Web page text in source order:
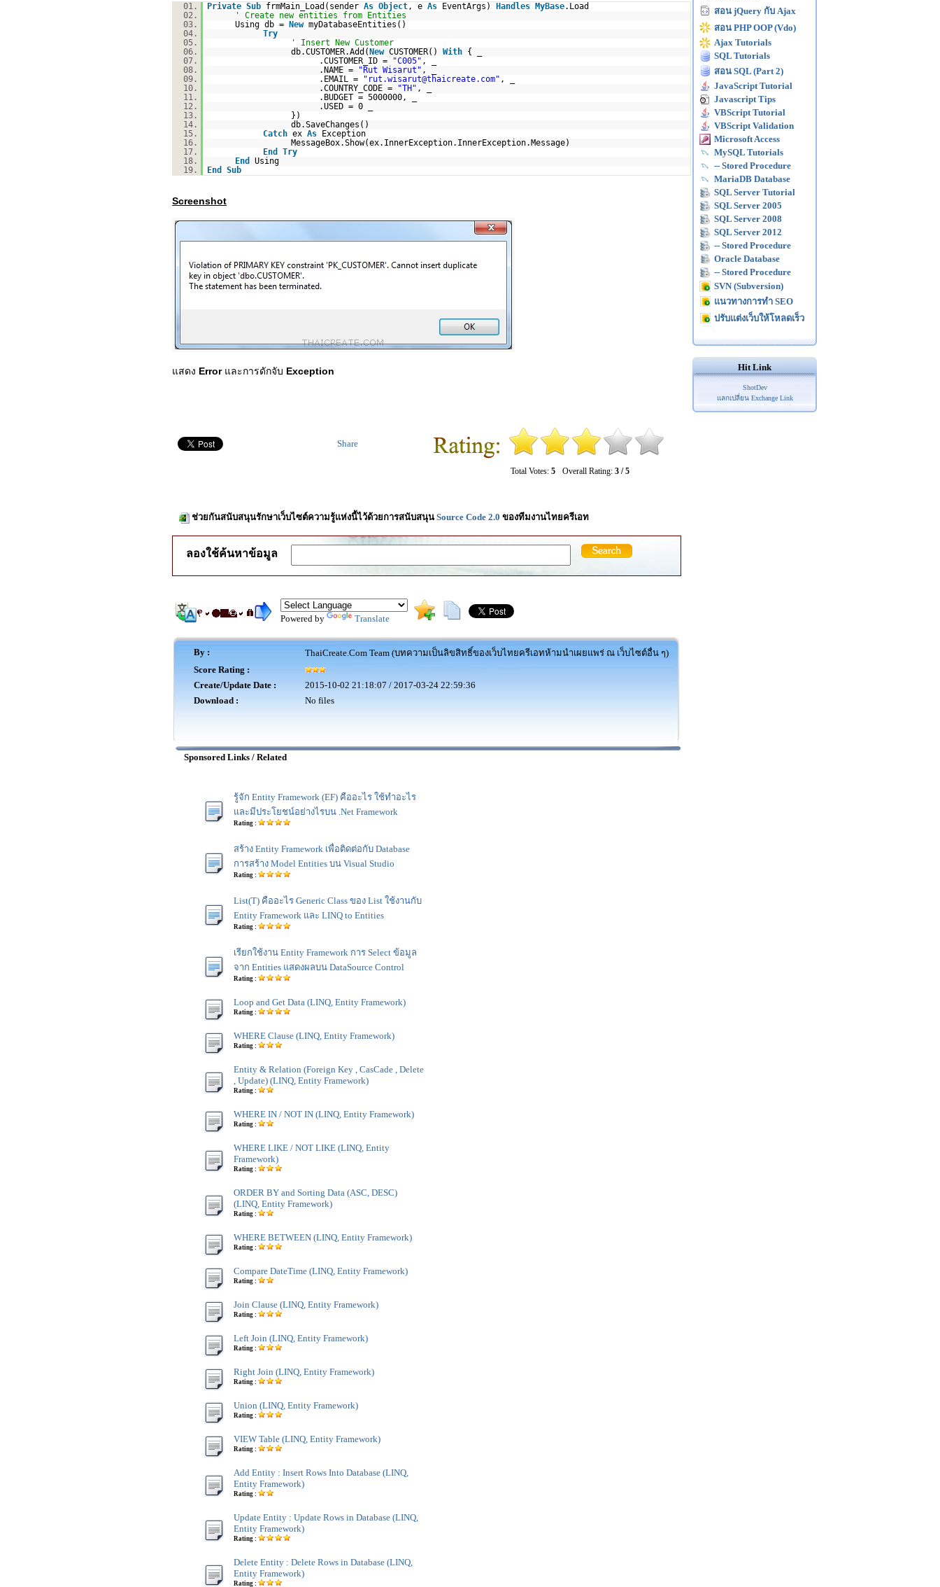
01. Private Sub frmMain_Load(sender As Object, e As EventArgs) Handles MyBase.Load
02.
' Create new entities from Entities
03.
Using db = New myDatabaseEntities()
04.
Try
05.
' Insert New Customer
06.
db.CUSTOMER.Add( New CUSTOMER() With
{ _
07.
.CUSTOMER_ID = "C005" , _
08.
.NAME = "Rut Wisarut" , _
09.
.EMAIL = "rut.wisarut@thaicreate.com" , _
10.
.COUNTRY_CODE = "TH" , _
11.
.BUDGET = 5000000, _
12.
.USED = 0 _
13.
})
14.
db.SaveChanges()
15.
Catch ex As
Exception
16.
MessageBox.Show(ex.InnerException.InnerException.Message)
17.
End
Try
18.
End
Using
19.
End Sub
Screenshot
แสดง Error และการดักจับ Exception
Total Votes: 5 Overall Rating: 3 / 5
Share
ช่วยกันสนับสนุนรักษาเว็บไซต์ความรู้แห่งนี้ไว้ด้วยการสนับสนุน Source Code 2.0 ของทีมงานไทยครีเอท
ลองใช้ค้นหาข้อมูล
Powered by Translate
By :
ThaiCreate.Com Team (บทความเป็นลิขสิทธิ์ของเว็บไทยครีเอทห้ามนำเผยแพร่ ณ เว็บไซต์อื่น ๆ)
Score Rating :
Create/Update Date :
2015-10-02 21:18:07 / 2017-03-24 22:59:36
Download :
No files
Sponsored Links / Related
รู้จัก Entity Framework (EF) คืออะไร ใช้ทำอะไร
และมีประโยชน์อย่างไรบน .Net Framework
Rating :
สร้าง Entity Framework เพื่อติดต่อกับ Database
การสร้าง Model Entities บน Visual Studio
Rating :
List(T) คืออะไร Generic Class ของ List ใช้งานกับ
Entity Framework และ LINQ to Entities
Rating :
เรียกใช้งาน Entity Framework การ Select ข้อมูล
จาก Entities แสดงผลบน DataSource Control
Rating :
Loop and Get Data (LINQ, Entity Framework)
Rating :
WHERE Clause (LINQ, Entity Framework)
Rating :
Entity & Relation (Foreign Key , CasCade , Delete
, Update) (LINQ, Entity Framework)
Rating :
WHERE IN / NOT IN (LINQ, Entity Framework)
Rating :
WHERE LIKE / NOT LIKE (LINQ, Entity
Framework)
Rating :
ORDER BY and Sorting Data (ASC, DESC)
(LINQ, Entity Framework)
Rating :
WHERE BETWEEN (LINQ, Entity Framework)
Rating :
Compare DateTime (LINQ, Entity Framework)
Rating :
Join Clause (LINQ, Entity Framework)
Rating :
Left Join (LINQ, Entity Framework)
Rating :
Right Join (LINQ, Entity Framework)
Rating :
Union (LINQ, Entity Framework)
Rating :
VIEW Table (LINQ, Entity Framework)
Rating :
Add Entity : Insert Rows Into Database (LINQ,
Entity Framework)
Rating :
Update Entity : Update Rows in Database (LINQ,
Entity Framework)
Rating :
Delete Entity : Delete Rows in Database (LINQ,
Entity Framework)
Rating :
สอน jQuery กับ Ajax
สอน PHP OOP (Vdo)
Ajax Tutorials
SQL Tutorials
สอน SQL (Part 2)
JavaScript Tutorial
Javascript Tips
VBScript Tutorial
VBScript Validation
Microsoft Access
MySQL Tutorials
-- Stored Procedure
MariaDB Database
SQL Server Tutorial
SQL Server 2005
SQL Server 2008
SQL Server 2012
-- Stored Procedure
Oracle Database
-- Stored Procedure
SVN (Subversion)
แนวทางการทำ SEO
ปรับแต่งเว็บให้โหลดเร็ว
Hit Link
ShotDev
แลกเปลี่ยน Exchange Link